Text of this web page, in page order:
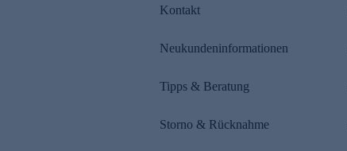
Kontakt
Neukundeninformationen
Tipps & Beratung
Storno & Rücknahme